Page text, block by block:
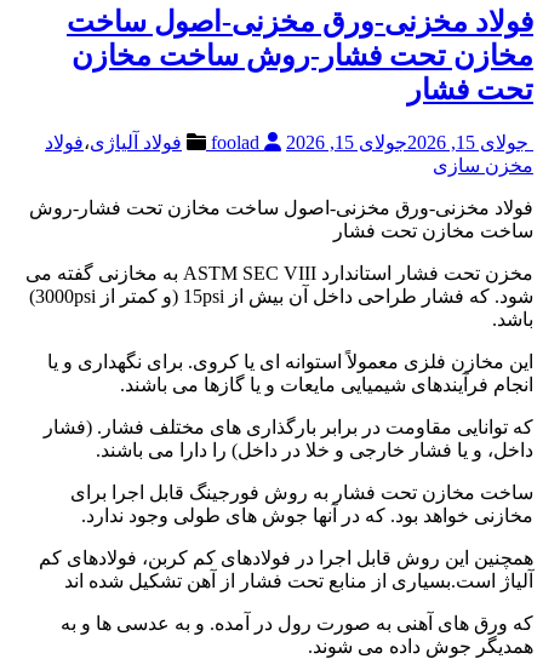
فولاد مخزنی-ورق مخزنی-اصول ساخت
مخازن تحت فشار-روش ساخت مخازن
تحت فشار
جولای 15, 2026 جولای 15, 2026 فولاد آلیاژی،فولاد
مخزن سازی
فولاد مخزنی-ورق مخزنی-اصول ساخت مخازن تحت فشار-روش
ساخت مخازن تحت فشار
مخزن تحت فشار استاندارد ASTM SEC VIII به مخازنی گفته می
شود. که فشار طراحی داخل آن بیش از 15psi (و کمتر از 3000psi)
باشد.
این مخازن فلزی معمولاً استوانه ای یا کروی. برای نگهداری و یا
انجام فرآیندهای شیمیایی مایعات و یا گازها می باشند.
که توانایی مقاومت در برابر بارگذاری های مختلف فشار. (فشار
داخل، و یا فشار خارجی و خلا در داخل) را دارا می باشند.
ساخت مخازن تحت فشار به روش فورجینگ قابل اجرا برای
مخازنی خواهد بود. که در آنها جوش های طولی وجود ندارد.
همچنین این روش قابل اجرا در فولادهای کم کربن، فولادهای کم
آلیاژ است.بسیاری از منابع تحت فشار از آهن تشکیل شده اند
که ورق های آهنی به صورت رول در آمده. و به عدسی ها و به
همدیگر جوش داده می شوند.